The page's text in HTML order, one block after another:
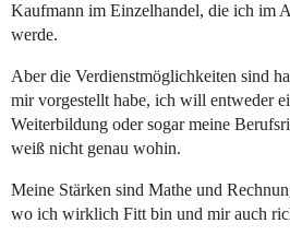
Kaufmann im Einzelhandel, die ich im
werde.
Aber die Verdienstmöglichkeiten sind
mir vorgestellt habe, ich will entweder
Weiterbildung oder sogar meine
weiß nicht genau wohin.
Meine Stärken sind Mathe und
wo ich wirklich Fitt bin und mir auch